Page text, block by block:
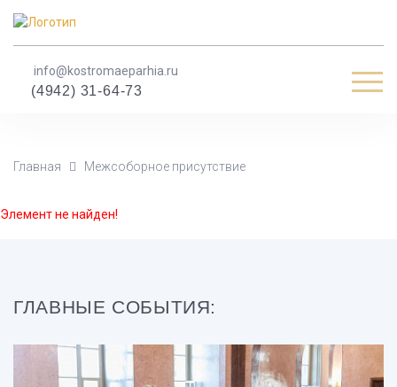
info@kostromaeparhia.ru
(4942) 31-64-73
Главная Межсоборное присутствие
Элемент не найден!
ГЛАВНЫЕ СОБЫТИЯ: